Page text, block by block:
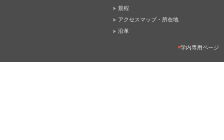
規程
アクセスマップ・所在地
沿革
学内専用ページ